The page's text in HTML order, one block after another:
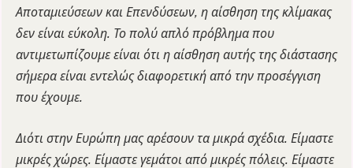
Αποταμιεύσεων και Επενδύσεων, η αίσθηση της κλίμακας
δεν είναι εύκολη. Το πολύ απλό πρόβλημα που
αντιμετωπίζουμε είναι ότι η αίσθηση αυτής της διάστασης
σήμερα είναι εντελώς διαφορετική από την προσέγγιση
που έχουμε.
Διότι στην Ευρώπη μας αρέσουν τα μικρά σχέδια. Είμαστε
μικρές χώρες. Είμαστε γεμάτοι από μικρές πόλεις. Είμαστε